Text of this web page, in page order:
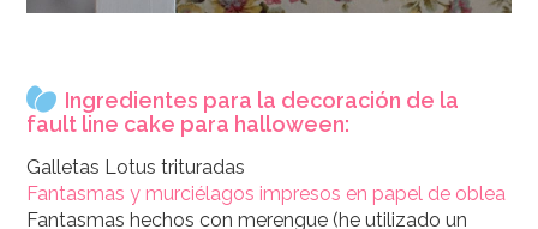
Ingredientes para la decoración de la
fault line cake para halloween:
Galletas Lotus trituradas
Fantasmas y murciélagos impresos en papel de oblea
Fantasmas hechos con merengue (he utilizado un